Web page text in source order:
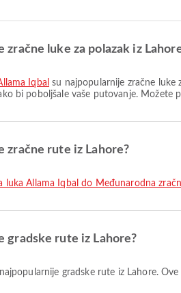
zračne luke za polazak iz
Iqbal su najpopularnije zračne luke
bi poboljšale vaše putovanje.
zračne rute iz Lahore?
luka Allama Iqbal do Međunarodna
gradske rute iz Lahore?
gradske rute iz Lahore.